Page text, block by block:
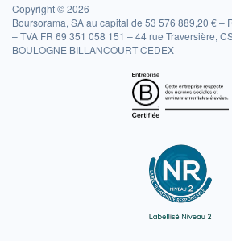
Copyright © 2026
Boursorama, SA au capital de 53 576 889,20 € –
– TVA FR 69 351 058 151 – 44 rue Traversière,
BOULOGNE BILLANCOURT CEDEX